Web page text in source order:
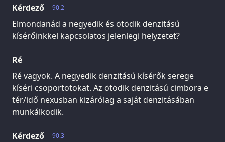
90.2
Kérdező
Elmondanád a negyedik és ötödik denzitású
kísérőinkkel kapcsolatos jelenlegi helyzetet?
Ré
Ré vagyok. A negyedik denzitású kísérők serege
kíséri csoportotokat. Az ötödik denzitású cimbora e
tér/idő nexusban kizárólag a saját denzitásában
munkálkodik.
90.3
Kérdező